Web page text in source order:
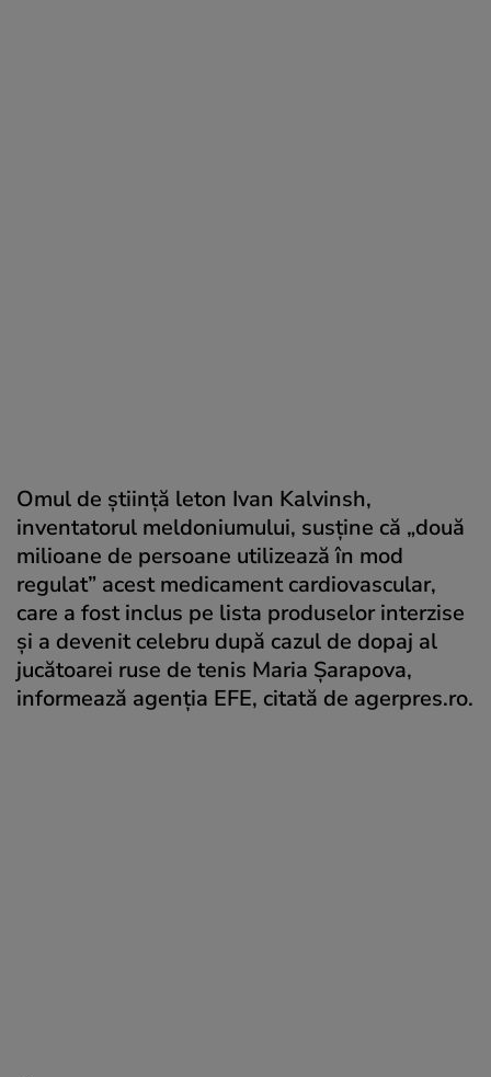
Omul de știință leton Ivan Kalvinsh,
inventatorul meldoniumului, susține că „două
milioane de persoane utilizează în mod
regulat” acest medicament cardiovascular,
care a fost inclus pe lista produselor interzise
și a devenit celebru după cazul de dopaj al
jucătoarei ruse de tenis Maria Șarapova,
informează agenția EFE, citată de agerpres.ro.